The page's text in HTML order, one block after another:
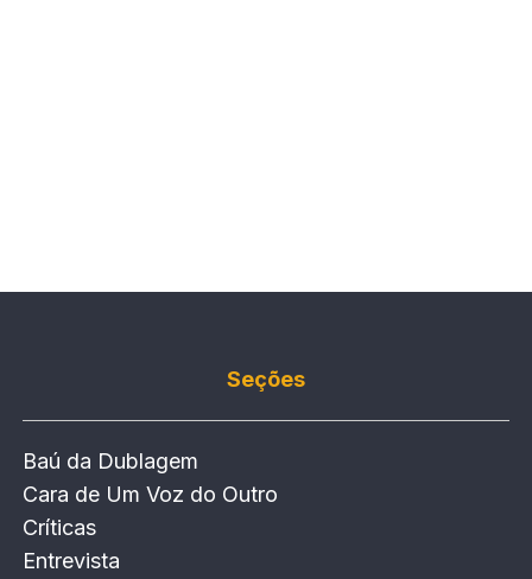
Seções
Baú da Dublagem
Cara de Um Voz do Outro
Críticas
Entrevista